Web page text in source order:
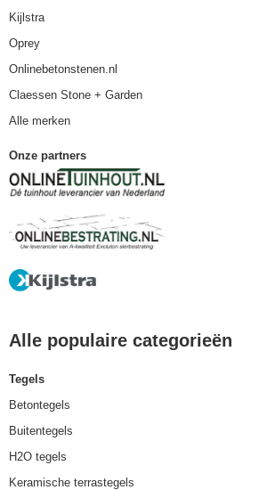
Kijlstra
Oprey
Onlinebetonstenen.nl
Claessen Stone + Garden
Alle merken
Onze partners
Alle populaire categorieën
Tegels
Betontegels
Buitentegels
H2O tegels
Keramische terrastegels